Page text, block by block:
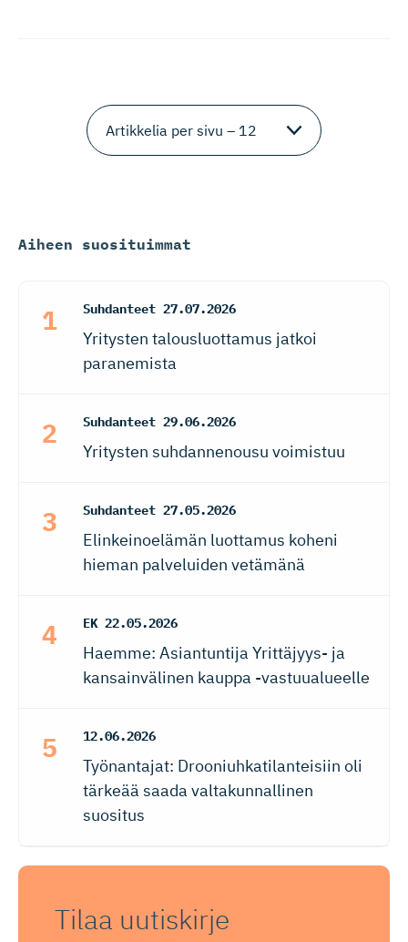
Aiheen suosituimmat
Suhdanteet 27.07.2026
Yritysten talousluottamus jatkoi
paranemista
Suhdanteet 29.06.2026
Yritysten suhdannenousu voimistuu
Suhdanteet 27.05.2026
Elinkeinoelämän luottamus koheni
hieman palveluiden vetämänä
EK 22.05.2026
Haemme: Asiantuntija Yrittäjyys- ja
kansainvälinen kauppa -vastuualueelle
12.06.2026
Työnantajat: Drooniuhkatilanteisiin oli
tärkeää saada valtakunnallinen
suositus
Tilaa uutiskirje